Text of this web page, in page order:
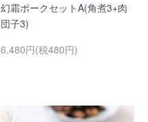
幻霜ポークセットA(角煮3+肉
団子3)
6,480円(税480円)